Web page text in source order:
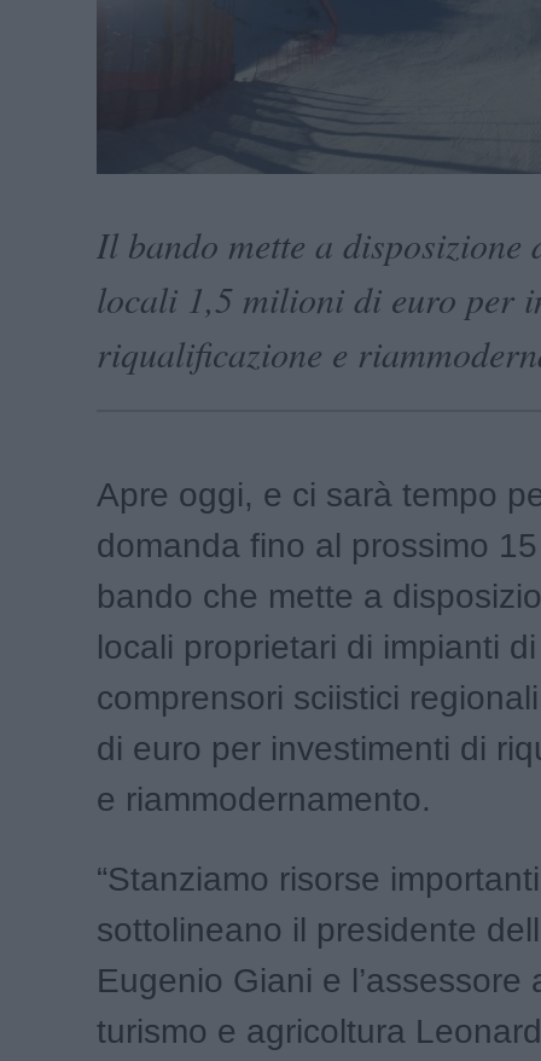
Il bando mette a disposizione
locali 1,5 milioni di euro per
riqualificazione e
Apre oggi, e ci sarà tempo
domanda fino al prossimo
bando che mette a
locali proprietari di impianti
comprensori sciistici
di euro per investimenti di
e riammodernamento.
“Stanziamo risorse
sottolineano il presidente
Eugenio Giani e l’assessore
turismo e agricoltura